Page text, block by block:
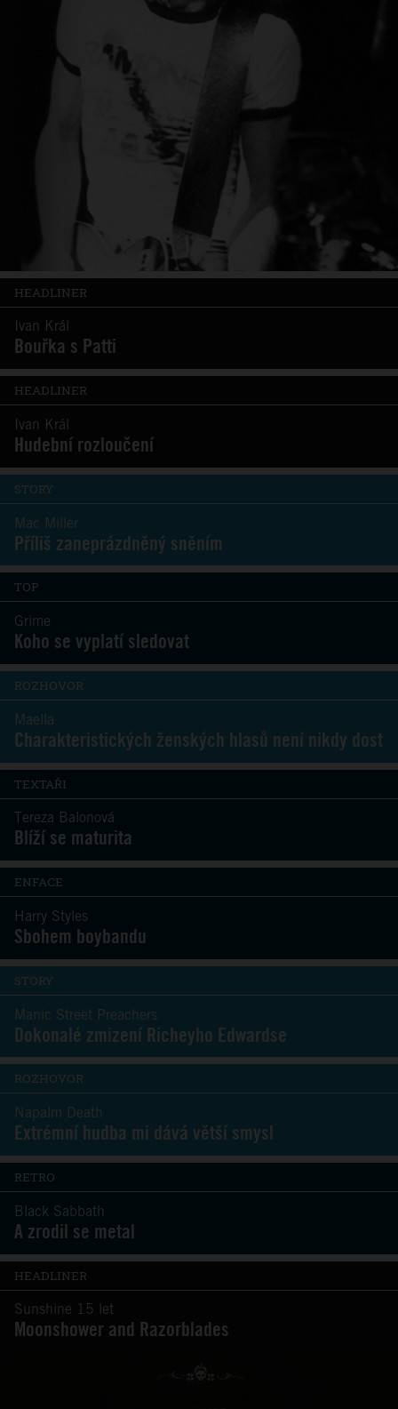
HEADLINER
Ivan Král
Bouřka s Patti
HEADLINER
Ivan Král
Hudební rozloučení
STORY
Mac Miller
Příliš zaneprázdněný sněním
TOP
Grime
Koho se vyplatí sledovat
ROZHOVOR
Maella
Charakteristických ženských hlasů není nikdy dost
TEXTAŘI
Tereza Balonová
Blíží se maturita
ENFACE
Harry Styles
Sbohem boybandu
STORY
Manic Street Preachers
Dokonalé zmizení Richeyho Edwardse
ROZHOVOR
Napalm Death
Extrémní hudba mi dává větší smysl
RETRO
Black Sabbath
A zrodil se metal
HEADLINER
Sunshine 15 let
Moonshower and Razorblades